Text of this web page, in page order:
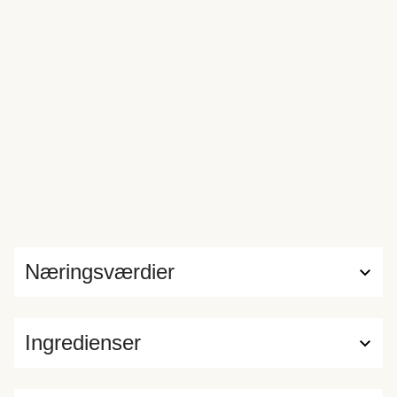
Ingredienser
Næringsværdier